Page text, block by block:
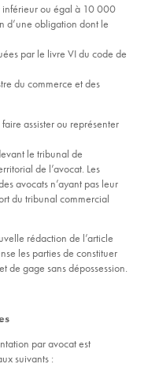
inférieur ou égal à 10 000
d’une obligation dont le
par le livre VI du code de
du commerce et des
assister ou représenter
le tribunal de
de l’avocat. Les
avocats n’ayant pas leur
du tribunal commercial
rédaction de l’article
les parties de constituer
de gage sans dépossession.
par avocat est
suivants :